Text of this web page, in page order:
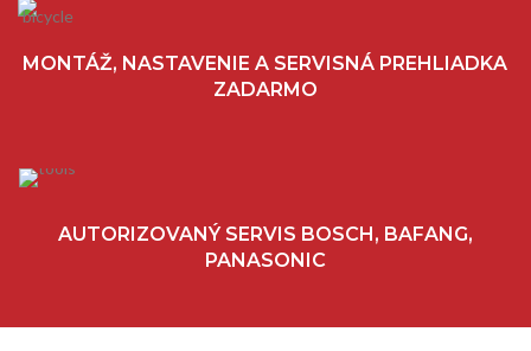
AUTORIZOVANÝ SERVIS BOSCH, BAFANG,
PANASONIC
MONTÁŽ, NASTAVENIE A SERVISNÁ PREHLIADKA
ZADARMO